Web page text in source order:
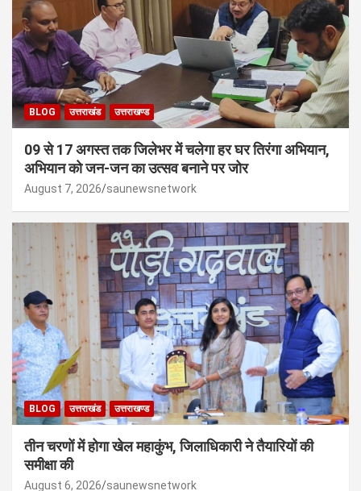
BLOG उत्तराखंड उत्तराखण्ड
09 से 17 अगस्त तक जिलेभर में चलेगा हर घर तिरंगा अभियान,
अभियान को जन-जन का उत्सव बनाने पर जोर
August 7, 2026 saunewsnetwork
BLOG उत्तराखंड उत्तराखण्ड
तीन चरणों में होगा खेल महाकुंभ, जिलाधिकारी ने तैयारियों की
समीक्षा की
August 6, 2026 saunewsnetwork